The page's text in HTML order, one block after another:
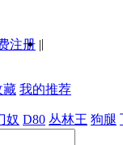
注册 ||
藏 我的推荐
奴 D80 丛林王 狗腿